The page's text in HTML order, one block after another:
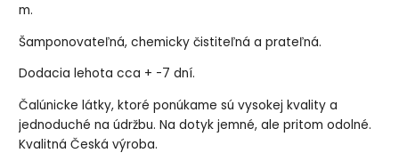
m.
Šamponovateľná, chemicky čistiteľná a prateľná.
Dodacia lehota cca + -7 dní.
Čalúnicke látky, ktoré ponúkame sú vysokej kvality a
jednoduché na údržbu. Na dotyk jemné, ale pritom odolné.
Kvalitná Česká výroba.